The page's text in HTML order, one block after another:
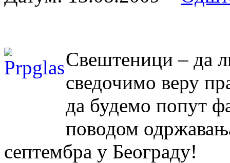
Свештеници – да
сведочимо веру
да будемо попут
поводом
септембра у Београду!